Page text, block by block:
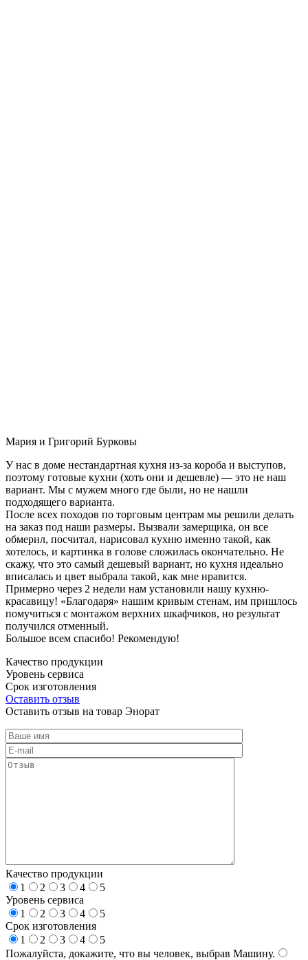
Мария и Григорий Бурковы
У нас в доме нестандартная кухня из-за короба и выступов,
поэтому готовые кухни (хоть они и дешевле) — это не наш
вариант. Мы с мужем много где были, но не нашли
подходящего варианта.
После всех походов по торговым центрам мы решили делать
на заказ под наши размеры. Вызвали замерщика, он все
обмерил, посчитал, нарисовал кухню именно такой, как
хотелось, и картинка в голове сложилась окончательно. Не
скажу, что это самый дешевый вариант, но кухня идеально
вписалась и цвет выбрала такой, как мне нравится.
Примерно через 2 недели нам установили нашу кухню-
красавицу! «Благодаря» нашим кривым стенам, им пришлось
помучиться с монтажом верхних шкафчиков, но результат
получился отменный.
Большое всем спасибо! Рекомендую!
Качество продукции
Уровень сервиса
Срок изготовления
Оставить отзыв
Оставить отзыв на товар Энорат
Качество продукции
1
2 3 4
5
Уровень сервиса
1
2 3 4
5
Срок изготовления
1
2 3 4
5
Пожалуйста, докажите, что вы человек, выбрав Машину.